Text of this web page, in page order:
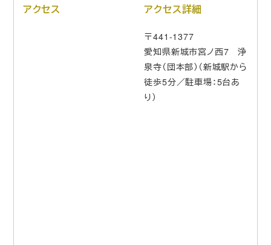
アクセス アクセス詳細
〒441-1377
愛知県新城市宮ノ西7 浄
泉寺（団本部）（新城駅から
徒歩5分／駐車場：5台あ
り）